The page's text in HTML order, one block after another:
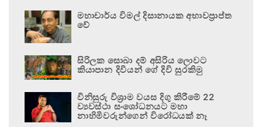
මහාචාර්ය විමල් දිසානායක අභාවප්‍රාප්ත
වේ
සිරිලක සොබා දම් අසිරිය ලොවට
කියාපාන දිවියන් ගේ දිවි සුරකිමු
විනිසුරු විශ්‍රාම වයස දිගු කිරීමේ 22
ව්‍යවස්ථා සංශෝධනයට මහා
නාහිමිවරුන්ගෙන් විරෝධයක් නෑ